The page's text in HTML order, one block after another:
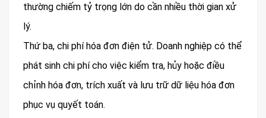
thường chiếm tỷ trọng lớn do cần nhiều thời gian xử
lý.
Thứ ba, chi phí hóa đơn điện tử. Doanh nghiệp có thể
phát sinh chi phí cho việc kiểm tra, hủy hoặc điều
chỉnh hóa đơn, trích xuất và lưu trữ dữ liệu hóa đơn
phục vụ quyết toán.